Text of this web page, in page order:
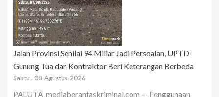
Jalan Provinsi Senilai 94 Miliar Jadi Persoalan, UPTD-
Gunung Tua dan Kontraktor Beri Keterangan Berbeda
Sabtu , 08-Agustus-2026
PALUTA, mediaberantaskriminal.com — Penggunaan